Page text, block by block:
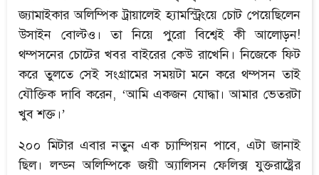
জ্যামাইকার অলিম্পিক ট্রায়ালেই হ্যামস্ট্রিংয়ে চোট পেয়েছিলেন
উসাইন বোল্টও। তা নিয়ে পুরো বিশ্বেই কী আলোড়ন!
থম্পসনের চোটের খবর বাইরের কেউ রাখেনি। নিজেকে ফিট
করে তুলতে সেই সংগ্রামের সময়টা মনে করে থম্পসন তাই
যৌক্তিক দাবি করেন, ‘আমি একজন যোদ্ধা। আমার ভেতরটা
খুব শক্ত।’
২০০ মিটার এবার নতুন এক চ্যাম্পিয়ন পাবে, এটা জানাই
ছিল। লন্ডন অলিম্পিকে জয়ী অ্যালিসন ফেলিক্স যুক্তরাষ্ট্রের